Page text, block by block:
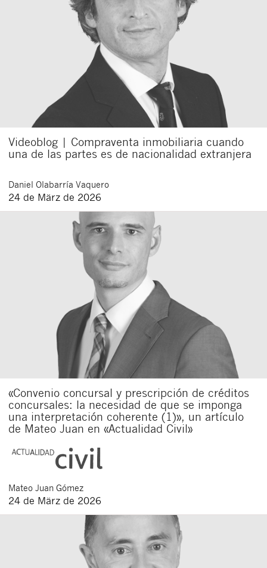
Videoblog | Compraventa inmobiliaria cuando
una de las partes es de nacionalidad extranjera
Daniel Olabarría Vaquero
24 de März de 2026
«Convenio concursal y prescripción de créditos
concursales: la necesidad de que se imponga
una interpretación coherente (1)», un artículo
de Mateo Juan en «Actualidad Civil»
Mateo Juan Gómez
24 de März de 2026